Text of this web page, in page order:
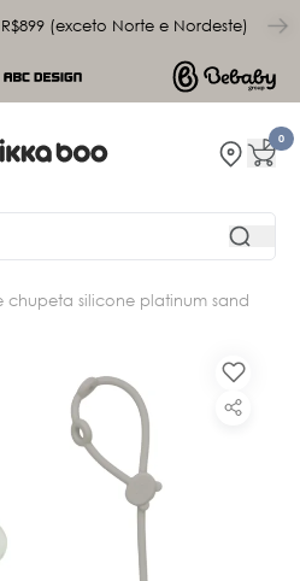
(exceto Norte e Nordeste)
0
chupeta silicone platinum sand